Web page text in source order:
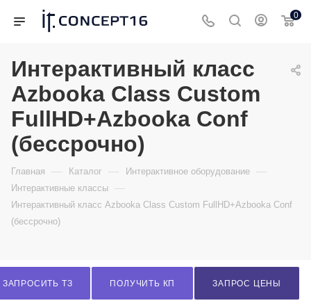
0
Интерактивный класс
Azbooka Class Custom
FullHD+Azbooka Conf
(бессрочно)
Главная — Каталог — Интерактивное оборудование —
Интерактивные классы —
Интерактивный класс Azbooka Class Custom FullHD+Azbooka Conf
(бессрочно)
ЗАПРОСИТЬ ТЗ ПОЛУЧИТЬ КП ЗАПРОС ЦЕНЫ